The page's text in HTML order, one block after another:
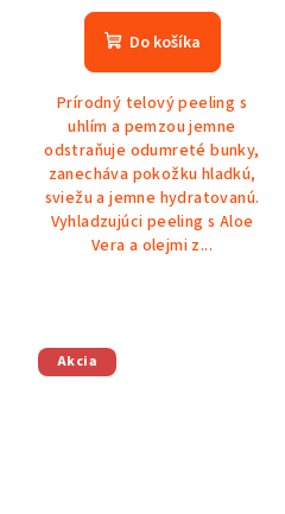
Do košíka
Prírodný telový peeling s
uhlím a pemzou jemne
odstraňuje odumreté bunky,
zanecháva pokožku hladkú,
sviežu a jemne hydratovanú.
Vyhladzujúci peeling s Aloe
Vera a olejmi z...
Akcia